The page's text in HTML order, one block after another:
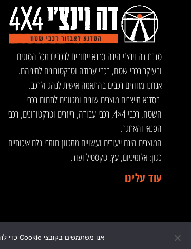
סדנת דה וינצ'י הינה סדנא ייחודית לרכבים מכל הסוגים
ובעיקר רכבי שטח, רכבי עבודה וטרקטורונים למיניהם.
אנחנו מזוודים רכבים בהתאמה אישית לנהג ולרכב.
בסדנא מייצרים מוצרים שונים ומגוונים לתחום רכבי
השטח, רכבי 4×4, רכבי עבודה, רייזרים וטרקטורונים, רכבי
הפנאי והאתגר.
המוצרים הינם ייעודים ועשויים ממגוון חומרי גלם איכותיים
כגון: אלומיניום, עץ, טקסטיל ועוד.
עוד עלינו
אנו משתמשים בקובצי Cookie כדי להבטיח שאנו נותנים לך את החוויה הטובה ביותר באתר שלנו. המשך השימוש באתר זה מחייב שימוש בקבצי Cookie.